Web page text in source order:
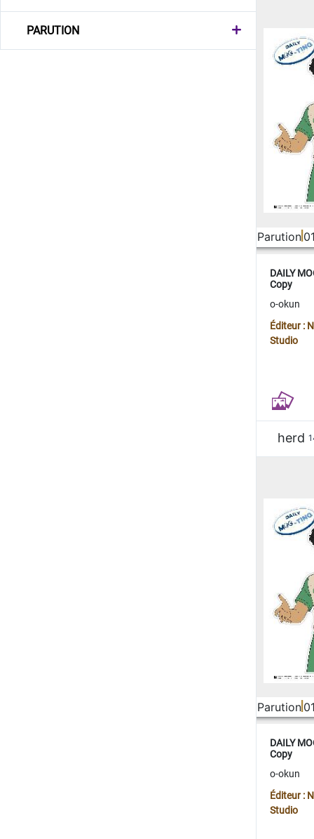
PARUTION
Parution
DAILY
Copy
o-okun
Éditeur :
Studio
herd
Parution
DAILY
Copy
o-okun
Éditeur :
Studio